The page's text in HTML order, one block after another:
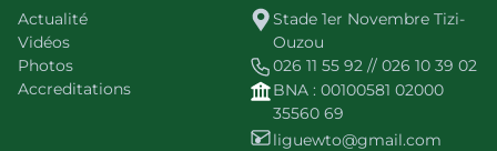
Actualité
Vidéos
Photos
Accreditations
Stade 1er Novembre Tizi-
Ouzou
026 11 55 92 // 026 10 39 02
BNA : 00100581 02000
35560 69
liguewto@gmail.com